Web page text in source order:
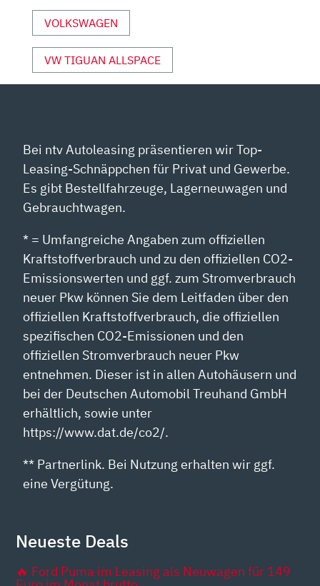
VOLKSWAGEN
VW TIGUAN ALLSPACE
Bei ntv Autoleasing präsentieren wir Top-
Leasing-Schnäppchen für Privat und Gewerbe.
Es gibt Bestellfahrzeuge, Lagerneuwagen und
Gebrauchtwagen.
* = Umfangreiche Angaben zum offiziellen
Kraftstoffverbrauch und zu den offiziellen CO2-
Emissionswerten und ggf. zum Stromverbrauch
neuer Pkw können Sie dem Leitfaden über den
offiziellen Kraftstoffverbrauch, die offiziellen
spezifischen CO2-Emissionen und den
offiziellen Stromverbrauch neuer Pkw
entnehmen. Dieser ist in allen Autohäusern und
bei der Deutschen Automobil Treuhand GmbH
erhältlich, sowie unter
https://www.dat.de/co2/.
** Partnerlink. Bei Nutzung erhalten wir ggf.
eine Vergütung.
Neueste Deals
🔥 Ford Puma im Leasing als Neuwagen für 149